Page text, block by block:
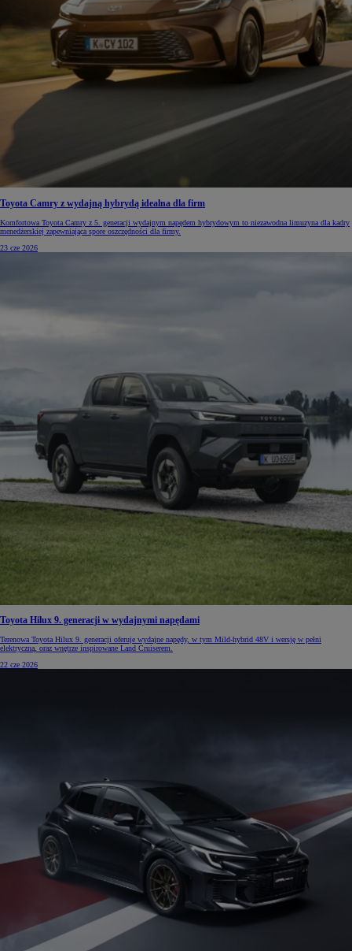
Toyota Camry z wydajną hybrydą idealna dla firm
Komfortowa Toyota Camry z 5. generacji wydajnym napędem hybrydowym to niezawodna limuzyna dla kadry
menedżerskiej zapewniająca spore oszczędności dla firmy.
23 cze 2026
Toyota Hilux 9. generacji w wydajnymi napędami
Terenowa Toyota Hilux 9. generacji oferuje wydajne napędy, w tym Mild-hybrid 48V i wersję w pełni
elektryczną, oraz wnętrze inspirowane Land Cruiserem.
22 cze 2026